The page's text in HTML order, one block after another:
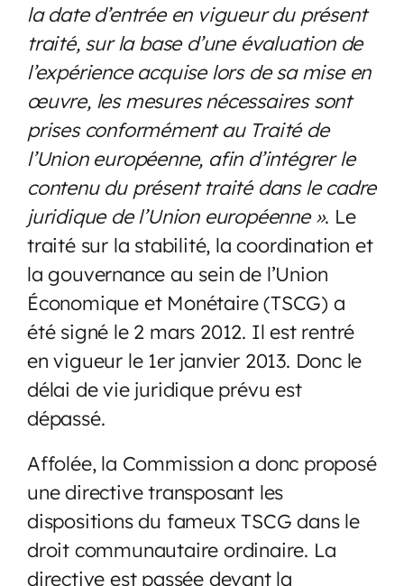
la date d’entrée en vigueur du présent
traité, sur la base d’une évaluation de
l’expérience acquise lors de sa mise en
œuvre, les mesures nécessaires sont
prises conformément au Traité de
l’Union européenne, afin d’intégrer le
contenu du présent traité dans le cadre
juridique de l’Union européenne ». Le
traité sur la stabilité, la coordination et
la gouvernance au sein de l’Union
Économique et Monétaire (TSCG) a
été signé le 2 mars 2012. Il est rentré
en vigueur le 1er janvier 2013. Donc le
délai de vie juridique prévu est
dépassé.
Affolée, la Commission a donc proposé
une directive transposant les
dispositions du fameux TSCG dans le
droit communautaire ordinaire. La
directive est passée devant la